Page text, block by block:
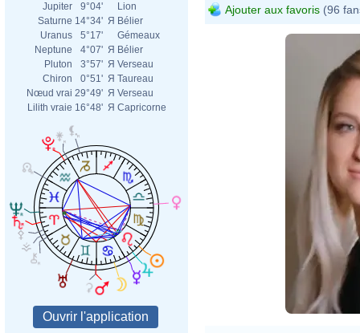
Jupiter
9°04'
Lion
Saturne 14°34' Я Bélier
Uranus
5°17'
Gémeaux
Neptune
4°07' Я Bélier
Pluton
3°57' Я Verseau
Chiron
0°51' Я Taureau
Nœud vrai 29°49' Я Verseau
Lilith vraie 16°48' Я Capricorne
Ajouter aux favoris (96
Industry and